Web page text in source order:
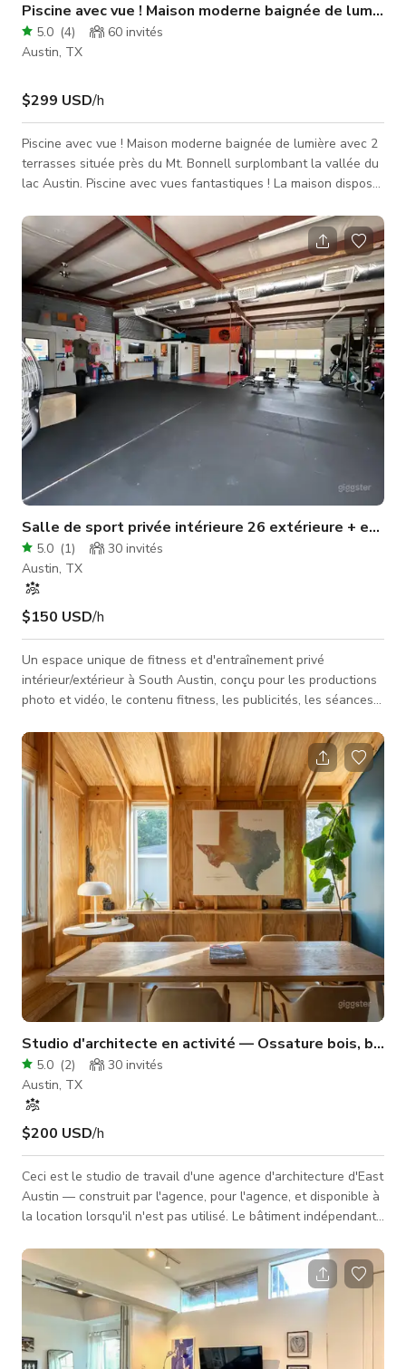
Piscine avec vue ! Maison moderne baignée de lumière
5.0 (4) 60 invités
Austin, TX
$299 USD/h
Piscine avec vue ! Maison moderne baignée de lumière avec 2
terrasses située près du Mt. Bonnell surplombant la vallée du
lac Austin. Piscine avec vues fantastiques ! La maison dispose
un foyer au gaz et des haut-parleurs extérieurs. La piscine est
orientée à l'ouest avec des vues spectaculaires sur le coucher
de soleil. 3 niveaux de terrasses/patio avec tables à manger et
chaises pour 12 personnes et sièges lounge pour
Salle de sport privée intérieure 26 extérieure +
5.0 (1) 30 invités
Austin, TX
$150 USD/h
Un espace unique de fitness et d'entraînement privé
intérieur/extérieur à South Austin, conçu pour les productions
photo et vidéo, le contenu fitness, les publicités, les séances
propriété dispose d'une salle de sport privée entièrement
équipée avec un look industriel distinctif, ainsi qu'une grande
zone d'entraînement extérieure en gazon synthétique et des
espaces extérieurs supplémentaires offrant plusieurs arri�
Studio d'architecte en activité — Ossature bois,
5.0 (2) 30 invités
Austin, TX
$200 USD/h
Ceci est le studio de travail d'une agence d'architecture d'East
Austin — construit par l'agence, pour l'agence, et disponible à
la location lorsqu'il n'est pas utilisé. Le bâtiment indépendant
charpente apparente, extérieur en métal ondulé, intérieurs en
contreplaqué et sols en béton poli. La lumière entre par la
lucarne, les fenêtres à battants et coulissantes, les portes-
fenêtres donnant sur le jardin, et un plafo